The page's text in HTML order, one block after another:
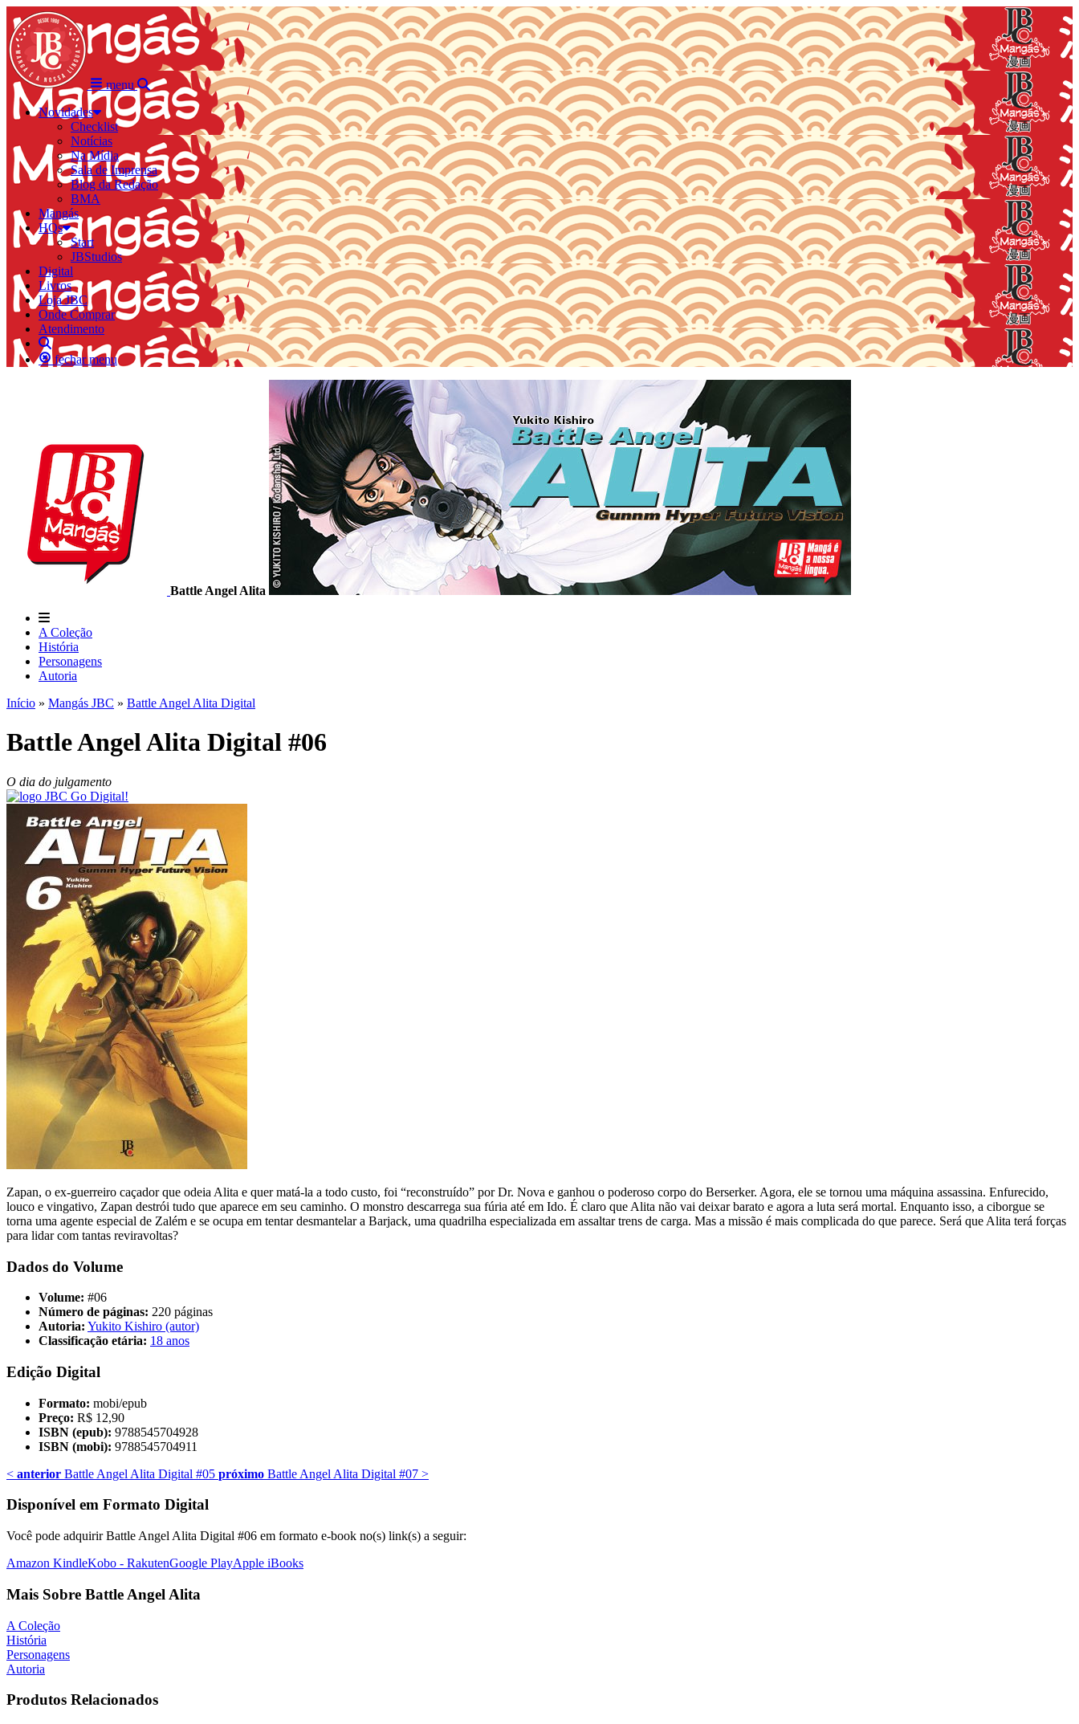
menu
Novidades
Checklist
Notícias
Na Mídia
Sala de Imprensa
Blog da Redação
BMA
Mangás
HQs
Start
JBStudios
Digital
Livros
Loja JBC
Onde Comprar
Atendimento
fechar menu
Battle Angel Alita
A Coleção
História
Personagens
Autoria
Início » Mangás JBC » Battle Angel Alita Digital
Battle Angel Alita Digital #06
O dia do julgamento
Zapan, o ex-guerreiro caçador que odeia Alita e quer matá-la a todo custo, foi “reconstruído” por Dr. Nova e ganhou o poderoso corpo do Berserker. Agora, ele se tornou uma máquina assassina. Enfurecido,
louco e vingativo, Zapan destrói tudo que aparece em seu caminho. O monstro descarrega sua fúria até em Ido. É claro que Alita não vai deixar barato e agora a luta será mortal. Enquanto isso, a ciborgue se
torna uma agente especial de Zalém e se ocupa em tentar desmantelar a Barjack, uma quadrilha especializada em assaltar trens de carga. Mas a missão é mais complicada do que parece. Será que Alita terá forças
para lidar com tantas reviravoltas?
Dados do Volume
Volume: #06
Número de páginas: 220 páginas
Autoria: Yukito Kishiro (autor)
Classificação etária: 18 anos
Edição Digital
Formato: mobi/epub
Preço: R$ 12,90
ISBN (epub): 9788545704928
ISBN (mobi): 9788545704911
< anterior Battle Angel Alita Digital #05 próximo Battle Angel Alita Digital #07 >
Disponível em Formato Digital
Você pode adquirir Battle Angel Alita Digital #06 em formato e-book no(s) link(s) a seguir:
Amazon KindleKobo - RakutenGoogle PlayApple iBooks
Mais Sobre Battle Angel Alita
A Coleção
História
Personagens
Autoria
Produtos Relacionados